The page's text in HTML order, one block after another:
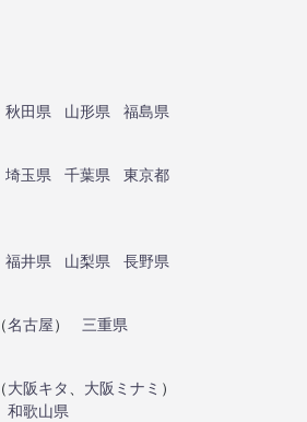
秋田県 山形県
福島県
埼玉県 千葉県
東京都
福井県 山梨県
長野県
（名古屋）
三重県
（大阪キタ 大阪ミナミ ）
和歌山県